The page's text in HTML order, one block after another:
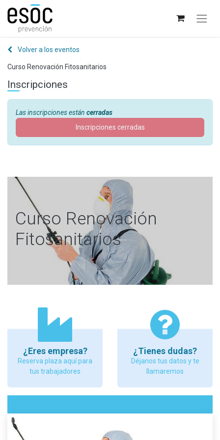
Volver a los eventos
Curso Renovación Fitosanitarios
Inscripciones
Las inscripciones están cerradas
Inscripciones cerradas
Curso Renovación
Fitosanitarios
¿Eres empresa?
Reserva plaza aquí para
tus trabajadores
¿Tienes dudas?
Déjanos tus datos y te
llamaremos